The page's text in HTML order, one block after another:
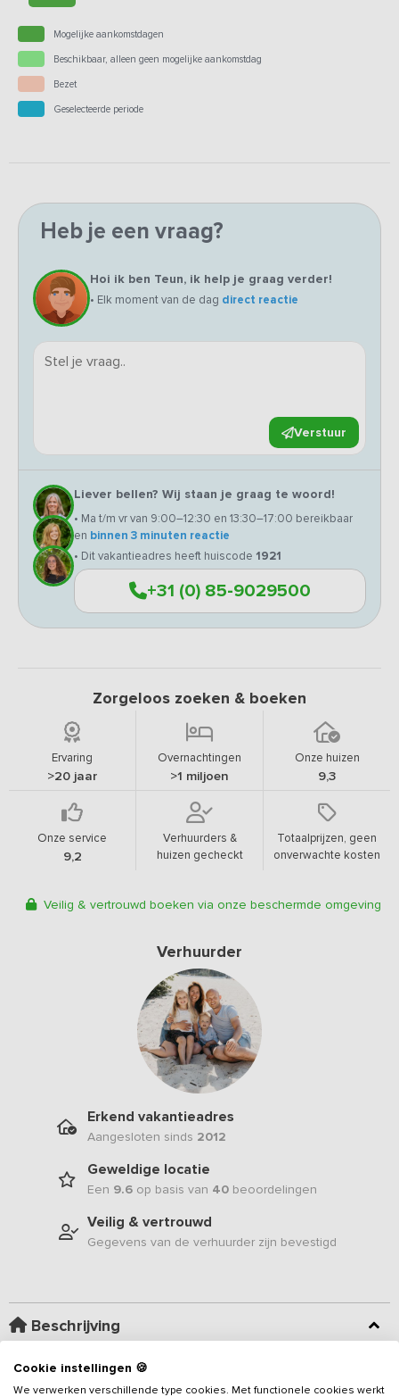
Mogelijke aankomstdagen
Beschikbaar, alleen geen mogelijke aankomstdag
Bezet
Geselecteerde periode
Heb je een vraag?
Hoi ik ben Teun, ik help je graag verder!
• Elk moment van de dag direct reactie
Verstuur
Liever bellen? Wij staan je graag te woord!
• Ma t/m vr van 9:00–12:30 en 13:30–17:00 bereikbaar
en binnen 3 minuten reactie
• Dit vakantieadres heeft huiscode 1921
+31 (0) 85-9029500
Zorgeloos zoeken & boeken
Ervaring
>20 jaar
Overnachtingen
>1 miljoen
Onze huizen
9,3
Onze service
9,2
Verhuurders &
huizen gecheckt
Totaalprijzen, geen
onverwachte kosten
Veilig & vertrouwd boeken via onze beschermde omgeving
Verhuurder
Erkend vakantieadres
Aangesloten sinds 2012
Geweldige locatie
Een 9.6 op basis van 40 beoordelingen
Veilig & vertrouwd
Gegevens van de verhuurder zijn bevestigd
Beschrijving
Dit luxe vakantieverblijf voor 12 personen met 4 slaapkamers, 3
badkamers én wellness voorzieningen ligt op een unieke locatie
Cookie instellingen 🍪
We verwerken verschillende type cookies. Met functionele cookies werkt